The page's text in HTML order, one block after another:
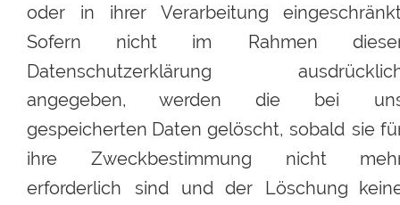
oder
in ihrer Verarbeitung
Sofern
nicht im Rahmen
Datenschutzerklärung
angegeben,
werden die bei
gespeicherten Daten gelöscht, sobald sie
ihre
Zweckbestimmung nicht
erforderlich
sind und der Löschung